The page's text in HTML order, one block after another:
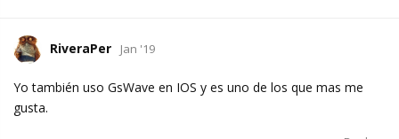
RiveraPer Jan '19
Yo también uso GsWave en IOS y es uno de los que mas me
gusta.